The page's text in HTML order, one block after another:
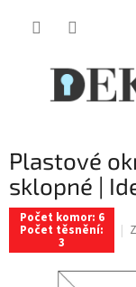
Plastové
sklopné |
Počet komor: 6
Počet těsnění:
3